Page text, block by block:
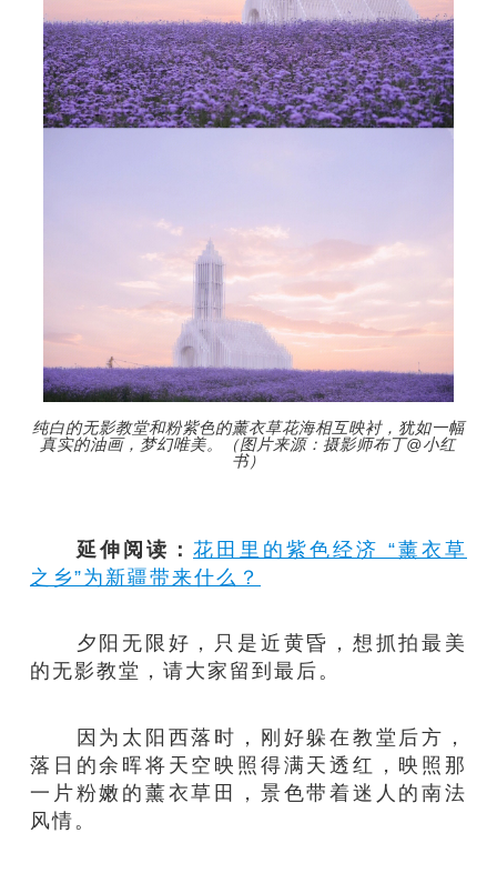
纯白的无影教堂和粉紫色的薰衣草花海相互映衬，犹如一幅
真实的油画，梦幻唯美。（图片来源：摄影师布丁@小红
书）
延伸阅读：花田里的紫色经济 “薰衣草
之乡”为新疆带来什么？
夕阳无限好，只是近黄昏，想抓拍最美
的无影教堂，请大家留到最后。
因为太阳西落时，刚好躲在教堂后方，
落日的余晖将天空映照得满天透红，映照那
一片粉嫩的薰衣草田，景色带着迷人的南法
风情。